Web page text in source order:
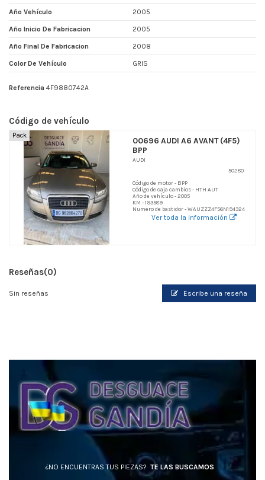
Año Vehículo 2005
Año Inicio De Fabricacion 2005
Año Final De Fabricacion 2008
Color De Vehículo GRIS
Referencia 4F9880742A
Código de vehículo
Pack
00696 AUDI A6 AVANT (4F5)
BPP
AUDI
50280
Código de motor - BPP
Código de caja cambios - HTH AUT
Año de vehículo - 2005
KM - 193589
Numero de bastidor - WAUZZZ4F56N194324
Ver toda la información
Reseñas(0)
Sin reseñas Escribe una reseña
¿NO ENCUENTRAS TUS PIEZAS? TE LAS BUSCAMOS